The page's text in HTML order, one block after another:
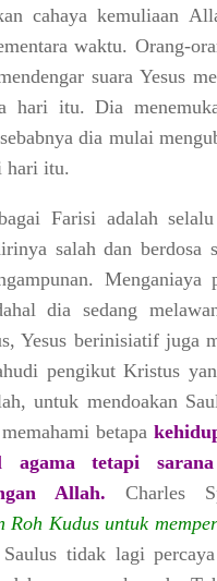
cahaya kemuliaan
waktu. Orang-
suara Yesus
hari itu. Dia
dia mulai
hari itu.
Farisi adalah selalu
salah dan berdosa
Menganiaya
dia sedang
Yesus berinisiatif juga
pengikut Kristus
untuk mendoakan
betapa
tetapi
Allah. Charles
Roh Kudus untuk
tidak lagi